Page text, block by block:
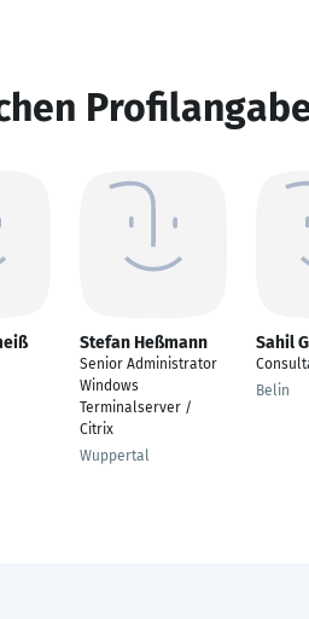
Stefan Heßmann
Senior Administrator
Windows
Terminalserver /
Citrix
Wuppertal
Sahil
Belin